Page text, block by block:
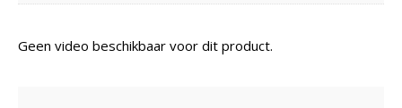
Geen video beschikbaar voor dit product.